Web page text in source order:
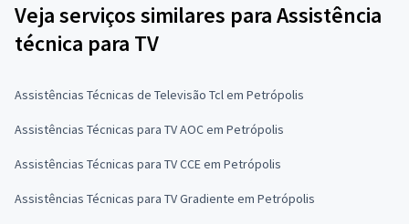
Veja serviços similares para Assistência
técnica para TV
Assistências Técnicas de Televisão Tcl em Petrópolis
Assistências Técnicas para TV AOC em Petrópolis
Assistências Técnicas para TV CCE em Petrópolis
Assistências Técnicas para TV Gradiente em Petrópolis